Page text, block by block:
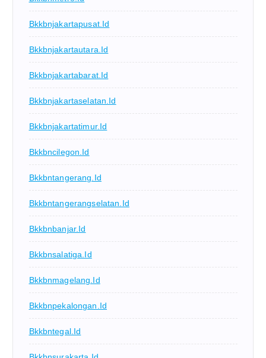
Bkkbnjakartapusat.id
Bkkbnjakartautara.id
Bkkbnjakartabarat.id
Bkkbnjakartaselatan.id
Bkkbnjakartatimur.id
Bkkbncilegon.id
Bkkbntangerang.id
Bkkbntangerangselatan.id
Bkkbnbanjar.id
Bkkbnsalatiga.id
Bkkbnmagelang.id
Bkkbnpekalongan.id
Bkkbntegal.id